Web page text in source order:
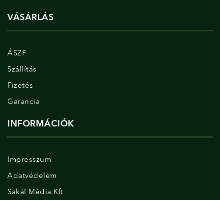
VÁSÁRLÁS
ÁSZF
Szállítás
Fizetés
Garancia
INFORMÁCIÓK
Impresszum
Adatvédelem
Sakál Média Kft